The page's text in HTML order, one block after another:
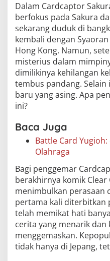
Dalam Cardcaptor
berfokus pada Sakura
sekarang duduk di
kembali dengan
Hong Kong. Namun,
misterius dalam
dimilikinya kehilangan
tembus pandang.
baru yang asing. Apa
ini?
Baca Juga
Battle Card
Olahraga
Bagi penggemar
berakhirnya komik Clear
menimbulkan perasaan
pertama kali diterbitkan
telah memikat hati
cerita yang menarik dan
menggemaskan.
tidak hanya di Jepang,